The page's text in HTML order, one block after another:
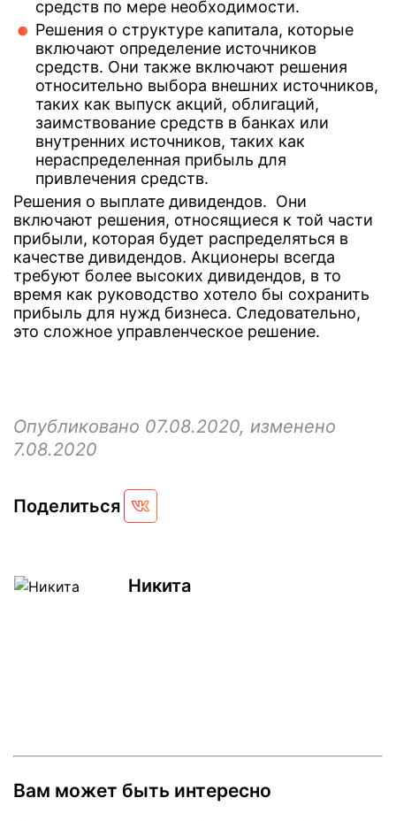
средств по мере необходимости.
Решения о структуре капитала, которые
включают определение источников
средств. Они также включают решения
относительно выбора внешних источников,
таких как выпуск акций, облигаций,
заимствование средств в банках или
внутренних источников, таких как
нераспределенная прибыль для
привлечения средств.
Решения о выплате дивидендов. Они
включают решения, относящиеся к той части
прибыли, которая будет распределяться в
качестве дивидендов. Акционеры всегда
требуют более высоких дивидендов, в то
время как руководство хотело бы сохранить
прибыль для нужд бизнеса. Следовательно,
это сложное управленческое решение.
Опубликовано 07.08.2020, изменено
7.08.2020
Поделиться
Никита
Вам может быть интересно